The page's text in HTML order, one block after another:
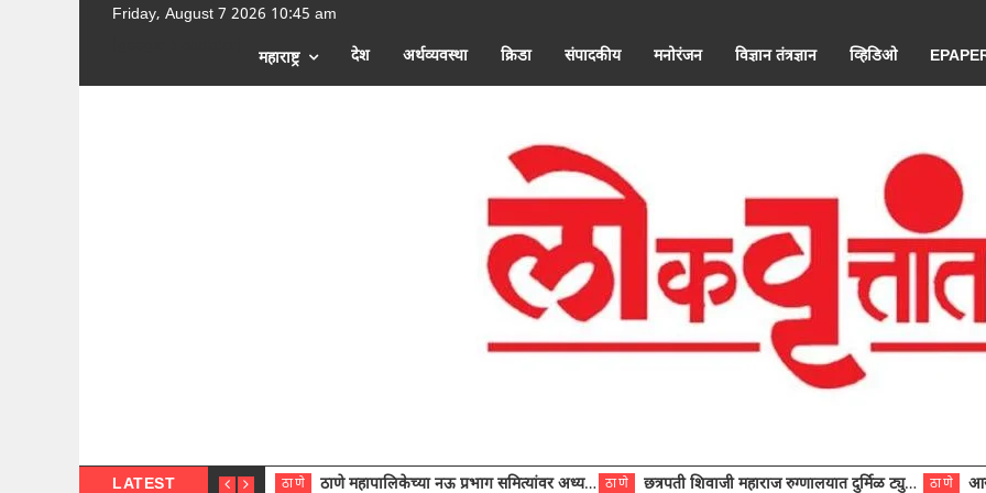
Friday, August 7 2026 10:45 am
महाराष्ट्र देश अर्थव्यवस्था क्रिडा संपादकीय मनोरंजन विज्ञान तंत्रज्ञान व्हिडिओ
LATEST ठाणे ठाणे महापालिकेच्या नऊ प्रभाग समित्यांवर अध्यक्ष विराजमान ठाणे छत्रपती शिवाजी महाराज रुग्णालयात दुर्मिळ ट्युमरची यशस्वी शस्त्रक्रिया ठाणे आरोग्य